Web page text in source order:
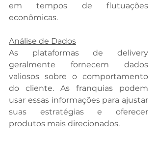
em tempos de flutuações
econômicas.
Análise de Dados
As plataformas de delivery
geralmente fornecem dados
valiosos sobre o comportamento
do cliente. As franquias podem
usar essas informações para ajustar
suas estratégias e oferecer
produtos mais direcionados.